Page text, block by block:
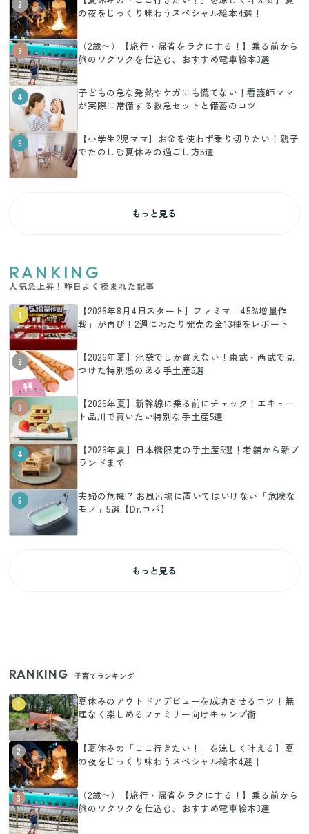
2
の夜をじっくり味わうスペシャル絵本4選！
3
（2歳〜）【旅行・帰省をラクにする！】乗る前から
旅のワクワクを仕込む、おすすめ電車絵本3選
4
子どもの急な発熱やケガにも慌てない！看護師ママ
が実際に常備する救急セットと備蓄のコツ
5
【小学生2児ママ】お金を使わず乗り切りたい！親子
でたのしむ夏休みの過ごし方5選
もっと見る
RANKING
人気急上昇！昨日よく読まれた記事
1
【2026年8月4日スタート】ファミマ「45%増量作
戦」が再び！2週にわたり発売の全13種をレポート
2
【2026年夏】池袋でしか買えない！東武・西武で見
つけた特別感のある手土産5選
3
【2026年夏】新幹線に乗る前にチェック！エキュー
ト品川で買いたい特別な手土産5選
4
【2026年夏】日本橋限定の手土産5選！老舗から新ブ
ランドまで
5
夫婦の危機!? お風呂場に置いてはいけない「危険な
モノ」5選【Dr.コパ】
もっと見る
RANKING 子育てランキング
1
夏休みのアウトドアデビューを成功させるコツ！無
理なく楽しめるファミリー向けキャンプ術
2
【夏休みの「ここ行きたい！」を涼しく叶える】夏
の夜をじっくり味わうスペシャル絵本4選！
3
（2歳〜）【旅行・帰省をラクにする！】乗る前から
旅のワクワクを仕込む、おすすめ電車絵本3選